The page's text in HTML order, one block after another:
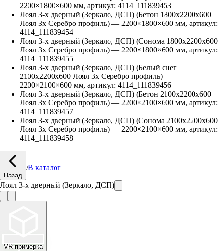
2200×1800×600 мм, артикул: 4114_111839453
Лоял 3-х дверный (Зеркало, ДСП) (Бетон 1800х2200х600
Лоял 3х Серебро профиль) — 2200×1800×600 мм, артикул:
4114_111839454
Лоял 3-х дверный (Зеркало, ДСП) (Сонома 1800х2200х600
Лоял 3х Серебро профиль) — 2200×1800×600 мм, артикул:
4114_111839455
Лоял 3-х дверный (Зеркало, ДСП) (Белый снег
2100х2200х600 Лоял 3х Серебро профиль) —
2200×2100×600 мм, артикул: 4114_111839456
Лоял 3-х дверный (Зеркало, ДСП) (Бетон 2100х2200х600
Лоял 3х Серебро профиль) — 2200×2100×600 мм, артикул:
4114_111839457
Лоял 3-х дверный (Зеркало, ДСП) (Сонома 2100х2200х600
Лоял 3х Серебро профиль) — 2200×2100×600 мм, артикул:
4114_111839458
Назад
/В каталог
Лоял 3-х дверный (Зеркало, ДСП)
VR-примерка